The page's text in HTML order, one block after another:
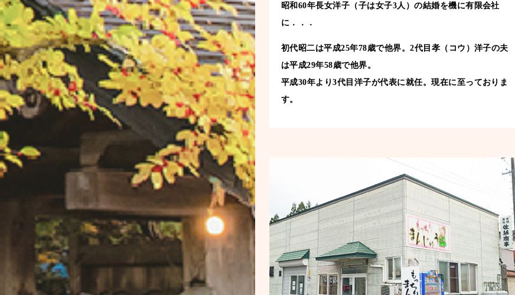
昭和60年長女洋子（子は女子3人）の結婚を機に有限会社
に．．．
初代昭二は平成25年78歳で他界。2代目孝（コウ）洋子の夫
は平成29年58歳で他界。
平成30年より3代目洋子が代表に就任。現在に至っておりま
す。